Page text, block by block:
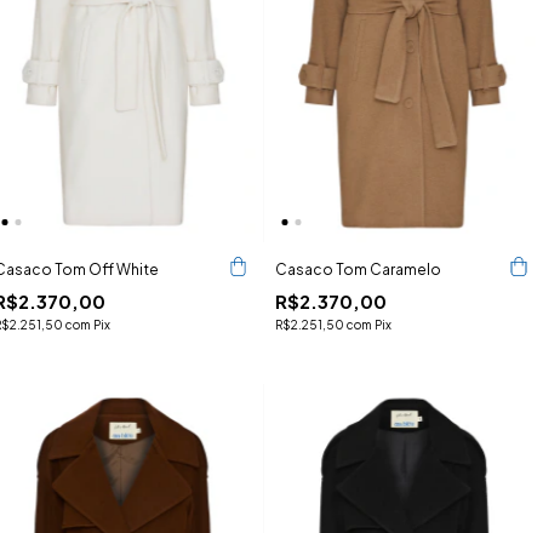
Tom Off White
com Pix
Casaco Tom Caramelo
R$2.370,00
R$2.251,50 com Pix